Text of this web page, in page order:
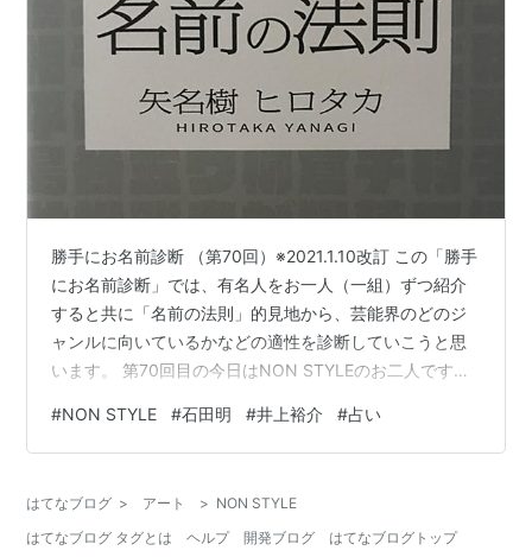
勝手にお名前診断 （第70回）※2021.1.10改訂 この「勝手
にお名前診断」では、有名人をお一人（一組）ずつ紹介
すると共に「名前の法則」的見地から、芸能界のどのジ
ャンルに向いているかなどの適性を診断していこうと思
います。 第70回目の今日はNON STYLEのお二人です。
とも本名です。 まず石田明さんですが、 ローマ字で書く
とISHIDA AKIRAとなり、苗字の最後と下の名前の最初の
の様なお名前を「名前の法則」の世界では、苗字と下の
名前のつながりがなめらかで言いやすい事から“なめら
#NON STYLE #石田明 #井上裕介 #占い
はてなブログ > アート > NON STYLE
はてなブログ タグとは
ヘルプ 開発ブログ はてなブログトップ